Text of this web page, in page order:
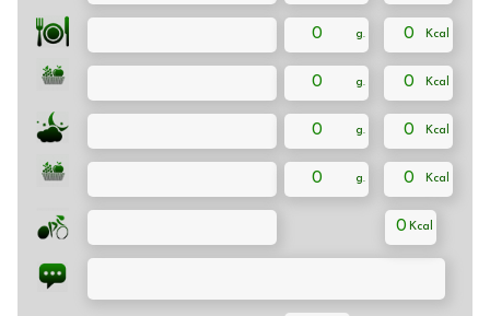
0 0
0 0
0 0
0 0
0